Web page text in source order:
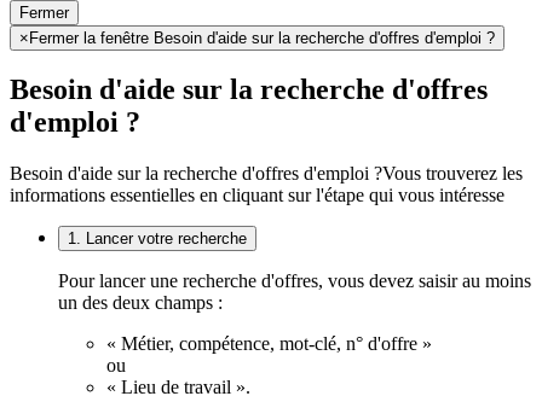
Fermer
×Fermer la fenêtre Besoin d'aide sur la recherche d'offres d'emploi ?
Besoin d'aide sur la recherche d'offres
d'emploi ?
Besoin d'aide sur la recherche d'offres d'emploi ?Vous trouverez les
informations essentielles en cliquant sur l'étape qui vous intéresse
1. Lancer votre recherche
Pour lancer une recherche d'offres, vous devez saisir au moins
un des deux champs :
« Métier, compétence, mot-clé, n° d'offre »
ou
« Lieu de travail ».